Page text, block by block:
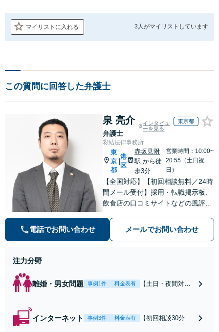
マイリストに入れる 3人がマイリストしています
この質問に回答した弁護士
泉 亮介
弁護士
インタビュ
ーを見る
東京都
彩結法律事務所
東
京
都
港
区
赤坂見附
駅 から徒
歩3分
営業時間：10:00~
20:55（土日祝
日）
【全国対応】【初回相談無料／24時
間メール受付】採用・転職掲示板、
飲食店の口コミサイトなどの風評被
の種類を問わず相談可。可能な限り
早期対応で駆けつけサポート【労
電話でお問い合わせ メールでお問い合わせ
注力分野
離婚・男女問題 事例1件 料金表有
【土日・夜間対応
れたら、サインす
インターネット 事例3件 料金表有
【初回相談30分無